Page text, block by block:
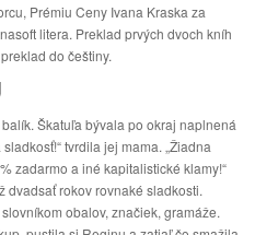
Prémiu Ceny Ivana Kraska za
litera. Preklad prvých dvoch kníh
do češtiny.
Škatuľa bývala po okraj naplnená
tvrdila jej mama. „Žiadna
zadarmo a iné kapitalistické klamy!“
dvadsať rokov rovnaké sladkosti.
obalov, značiek, gramáže.